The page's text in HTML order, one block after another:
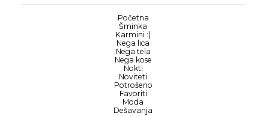
Početna
Šminka
Karmini :)
Nega lica
Nega tela
Nega kose
Nokti
Noviteti
Potrošeno
Favoriti
Moda
Dešavanja